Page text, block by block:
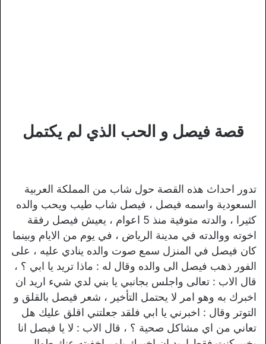
قصة فيصل و الحب الذي لم يكتمل
تدور احداث هذه القصة حول شاب من المملكة العربية
السعودية واسمه فيصل ، فيصل شاب طيب ويحب والده
كثيرا ، والدته متوفية منذ 5 اعوام ، يعيش فيصل رفقة
اخوته ووالدته في مدينة الرياض ، في يوم من الايام وبينما
كان فيصل في المنزل سمع صوت والده ينادي عليه ، على
الفور ذهب فيصل الى والده وقال له : ماذا تريد يا ابي ؟ ،
قال الاب : تعالى واجلس بجانبي يا بني لدي شيء اريد ان
اخبرك به وهو امر لا يحتمل التأخير ، شعر فيصل بالقلق و
التوتر وقال : اخبرني يا ابي فلقد جعلتني اقلق عليك هل
تعاني من اي مشاكل صحية ؟ ، قال الاب : لا يا فيصل انا